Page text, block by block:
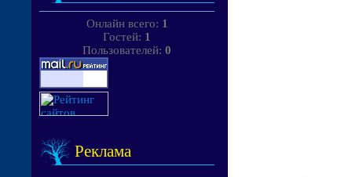
Онлайн всего: 1
Гостей: 1
Пользователей: 0
Реклама